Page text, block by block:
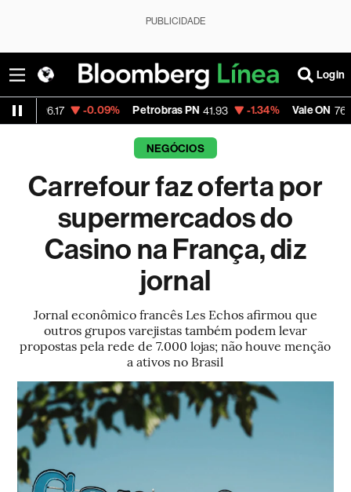
PUBLICIDADE
Login
-0.09% Petrobras PN 41.93 -1.34% Vale ON 76.66
NEGÓCIOS
Carrefour faz oferta por
supermercados do
Casino na França, diz
jornal
Jornal econômico francês Les Echos afirmou que
outros grupos varejistas também podem levar
propostas pela rede de 7.000 lojas; não houve menção
a ativos no Brasil